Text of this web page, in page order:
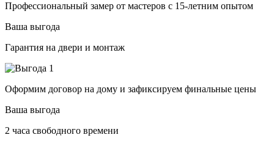
Профессиональный замер от мастеров с 15-летним опытом
Ваша выгода
Гарантия на двери и монтаж
Оформим договор на дому и зафиксируем финальные цены
Ваша выгода
2 часа свободного времени